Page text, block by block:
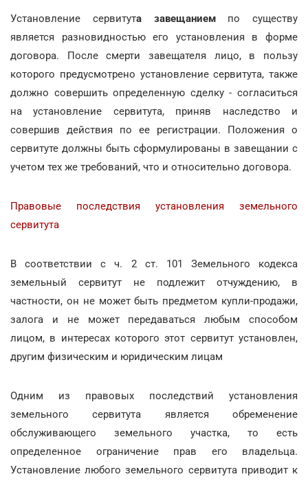
Установление сервитута завещаниемпо существу
является разновидностью его установления в форме
договора. После смерти завещателя лицо, в пользу
которого предусмотрено установление сервитута, также
должно совершить определенную сделку - согласиться
на установление сервитута, приняв наследство и
совершив действия по ее регистрации. Положения о
сервитуте должны быть сформулированы в завещании с
учетом тех же требований, что и относительно договора.
Правовые последствия установления земельного
сервитута
В соответствии с ч. 2 ст. 101 Земельного кодекса
земельный сервитут не подлежит отчуждению, в
частности, он не может быть предметом купли-продажи,
залога и не может передаваться любым способом
лицом, в интересах которого этот сервитут установлен,
другим физическим и юридическим лицам
Одним из правовых последствий установления
земельного сервитута является обременение
обслуживающего земельного участка, то есть
определенное ограничение прав его владельца.
Установление любого земельного сервитута приводит к